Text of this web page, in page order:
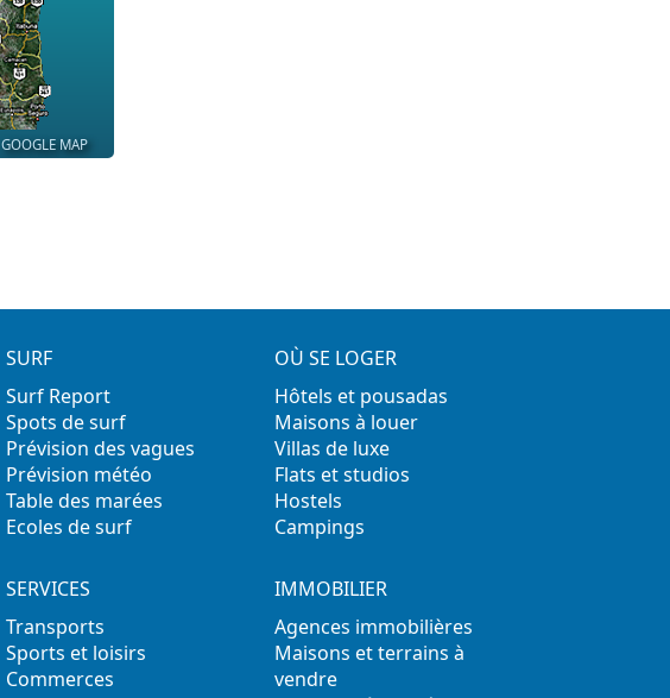
GOOGLE MAP
SURF
Surf Report
Spots de surf
Prévision des vagues
Prévision météo
Table des marées
Ecoles de surf
OÙ SE LOGER
Hôtels et pousadas
Maisons à louer
Villas de luxe
Flats et studios
Hostels
Campings
SERVICES
Transports
Sports et loisirs
Commerces
IMMOBILIER
Agences immobilières
Maisons et terrains à
vendre